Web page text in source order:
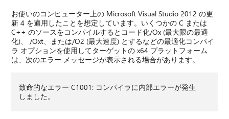
お使いのコンピューター上の Microsoft Visual Studio 2012 の更
新 4 を適用したことを想定しています。いくつかの C または
C++ のソースをコンパイルするとコード化/Ox (最大限の最適
化)、 /Oxt、または/O2 (最大速度) とするなどの最適化コンパイ
ラ オプションを使用してターゲットの x64 プラットフォーム
は、次のエラー メッセージが表示される場合があります。
致命的なエラー C1001: コンパイラに内部エラーが発生
しました。